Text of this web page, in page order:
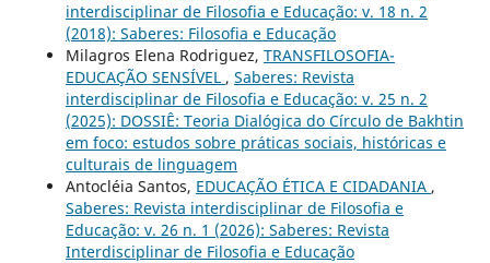
interdisciplinar de Filosofia e Educação: v. 18 n. 2
(2018): Saberes: Filosofia e Educação
Milagros Elena Rodriguez, TRANSFILOSOFIA-
EDUCAÇÃO SENSÍVEL , Saberes: Revista
interdisciplinar de Filosofia e Educação: v. 25 n. 2
(2025): DOSSIÊ: Teoria Dialógica do Círculo de Bakhtin
em foco: estudos sobre práticas sociais, históricas e
culturais de linguagem
Antocléia Santos, EDUCAÇÃO ÉTICA E CIDADANIA ,
Saberes: Revista interdisciplinar de Filosofia e
Educação: v. 26 n. 1 (2026): Saberes: Revista
Interdisciplinar de Filosofia e Educação